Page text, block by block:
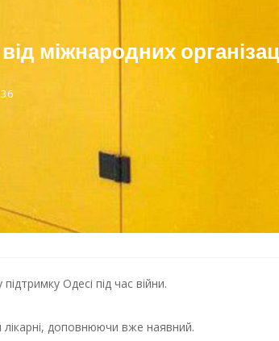
Одеси міжнародних
Одесі під час війни.
доповнюючи вже наявний.